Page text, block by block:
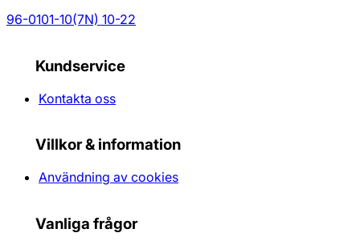
96-0101-10(7N) 10-22
Kundservice
Kontakta oss
Villkor & information
Användning av cookies
Vanliga frågor